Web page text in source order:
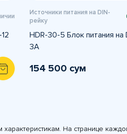
Источники питания на DIN-
рейку
HDR-30-5 Блок питания на
3А
154 500 сум
На странице